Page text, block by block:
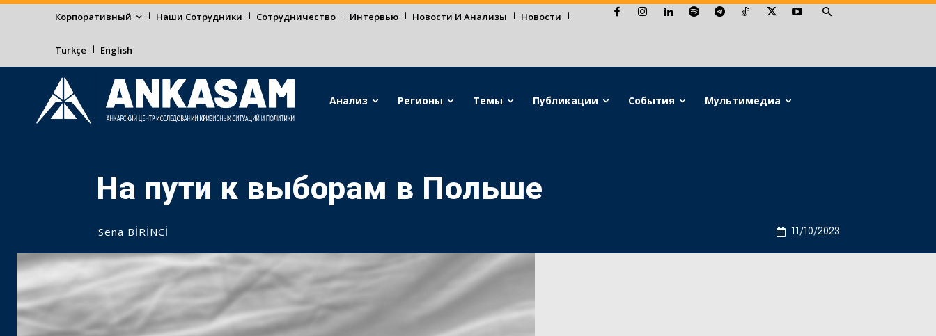
Корпоративный Наши Сотрудники Сотрудничество Интервью Новости И Анализы Новости
Türkçe English
Анализ Регионы Темы Публикации События Мультимедиа
На пути к выборам в Польше
11/10/2023
Sena BİRİNCİ